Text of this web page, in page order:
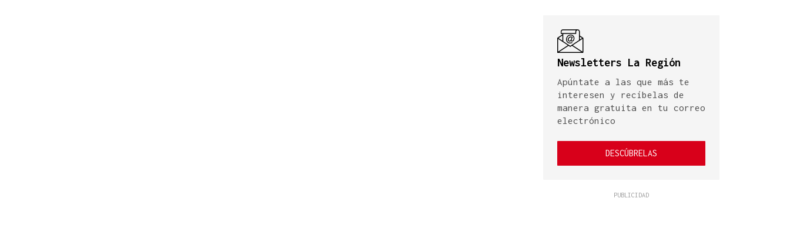
Newsletters La Región
Apúntate a las que más te
interesen y recíbelas de
manera gratuita en tu correo
electrónico
DESCÚBRELAS